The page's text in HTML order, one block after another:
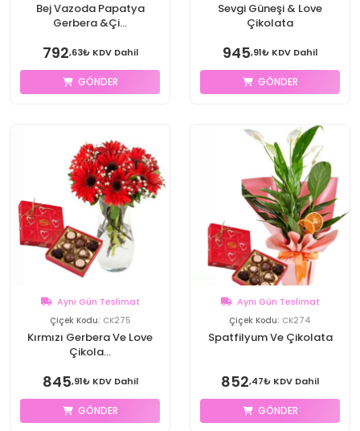
Bej Vazoda Papatya
Gerbera &Çi...
792,63₺ KDV Dahil
GÖNDER
Sevgi Güneşi & Love
Çikolata
945,91₺ KDV Dahil
GÖNDER
Aynı Gün Teslimat
Çiçek Kodu: CK275
Kırmızı Gerbera Ve Love
Çikola...
845,91₺ KDV Dahil
GÖNDER
Aynı Gün Teslimat
Çiçek Kodu: CK274
Spatfilyum Ve Çikolata
852,47₺ KDV Dahil
GÖNDER